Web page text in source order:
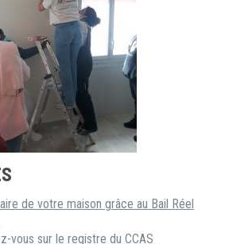
de votre maison grâce au Bail Réel
vous sur le registre du CCAS